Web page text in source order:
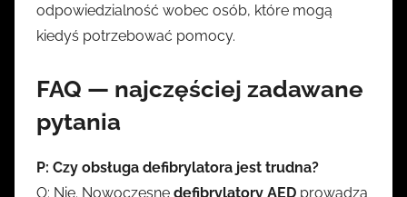
odpowiedzialność wobec osób, które mogą
kiedyś potrzebować pomocy.
FAQ — najczęściej zadawane
pytania
P: Czy obsługa defibrylatora jest trudna?
O: Nie. Nowoczesne defibrylatory AED prowadzą